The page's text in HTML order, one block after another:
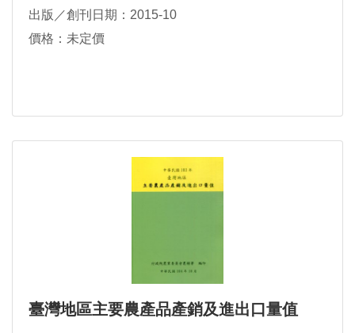
出版／創刊日期：2015-10
價格：未定價
臺灣地區主要農產品產銷及進出口量值